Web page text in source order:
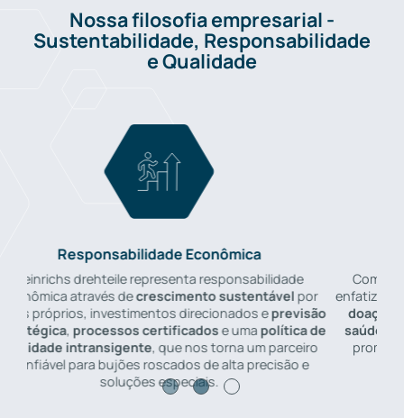
Nossa filosofia empresarial -
Sustentabilidade, Responsabilidade
e Qualidade
por
eprevisão
umapolítica de
um parceiro
precisão e
Responsabilidade Social
Como uma empresa responsável, heinrichs
enfatiza a responsabilidade social através de
doações direcionadas , umabrangente
saúdeediretrizes clarase umcódigo de
promovem o bem-estar de nossos
comunidade.